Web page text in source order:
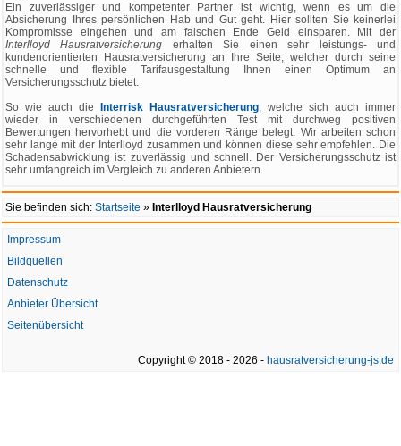
Ein zuverlässiger und kompetenter Partner ist wichtig, wenn es um die
Absicherung Ihres persönlichen Hab und Gut geht. Hier sollten Sie keinerlei
Kompromisse eingehen und am falschen Ende Geld einsparen. Mit der
Interlloyd Hausratversicherung erhalten Sie einen sehr leistungs- und
kundenorientierten Hausratversicherung an Ihre Seite, welcher durch seine
schnelle und flexible Tarifausgestaltung Ihnen einen Optimum an
Versicherungsschutz bietet.
So wie auch die
Interrisk Hausratversicherung, welche sich auch immer
wieder in verschiedenen durchgeführten Test mit durchweg positiven
Bewertungen hervorhebt und die vorderen Ränge belegt. Wir arbeiten schon
sehr lange mit der Interlloyd zusammen und können diese sehr empfehlen. Die
Schadensabwicklung ist zuverlässig und schnell. Der Versicherungsschutz ist
sehr umfangreich im Vergleich zu anderen Anbietern.
Sie befinden sich: Startseite » Interlloyd Hausratversicherung
Impressum
Bildquellen
Datenschutz
Anbieter Übersicht
Seitenübersicht
Copyright © 2018 - 2026 - hausratversicherung-js.de